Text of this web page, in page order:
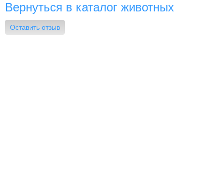
Вернуться в каталог животных
Оставить отзыв